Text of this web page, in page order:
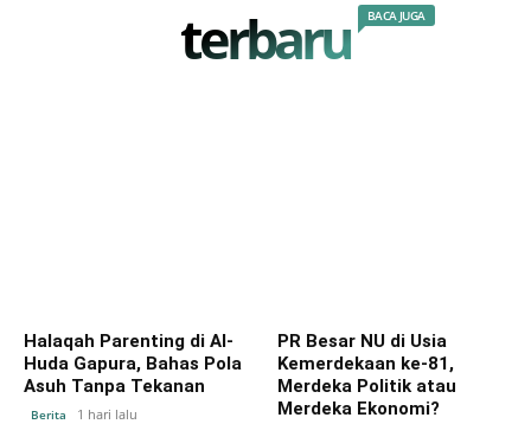
terbaru BACA JUGA
Halaqah Parenting di Al-
Huda Gapura, Bahas Pola
Asuh Tanpa Tekanan
Berita 1 hari lalu
PR Besar NU di Usia
Kemerdekaan ke-81,
Merdeka Politik atau
Merdeka Ekonomi?